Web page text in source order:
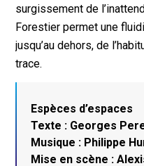
surgissement de
Forestier permet une
jusqu’au dehors, de
trace.
Espèces d’espaces
Texte : Georges
Musique : Philippe
Mise en scène :